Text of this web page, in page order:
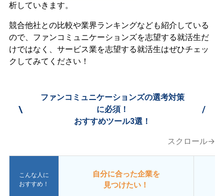
析していきます。
競合他社との比較や業界ランキングなども紹介している
ので、ファンコミュニケーションズを志望する就活生だ
けではなく、サービス業を志望する就活生はぜひチェッ
クしてみてください！
\
ファンコミュニケーションズの選考対策
に必須！
おすすめツール3選！
/
スクロール→
こんな人に
おすすめ！
自分に合った企業を
見つけたい！